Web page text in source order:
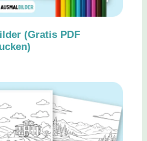
(Gratis PDF